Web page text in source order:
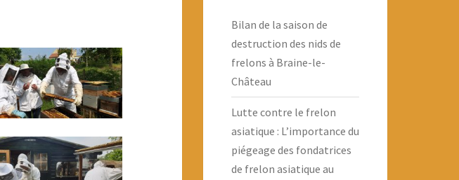
Bilan de la saison de
destruction des nids de
frelons à Braine-le-
Château
Lutte contre le frelon
asiatique : L’importance du
piégeage des fondatrices
de frelon asiatique au